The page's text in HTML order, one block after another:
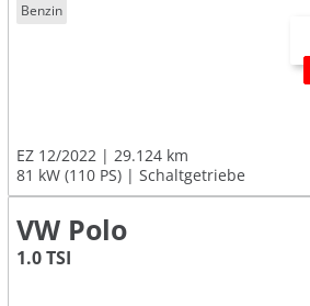
Benzin
EZ 12/2022
29.124 km
81 kW (110 PS)
Schaltgetriebe
VW Polo
1.0 TSI